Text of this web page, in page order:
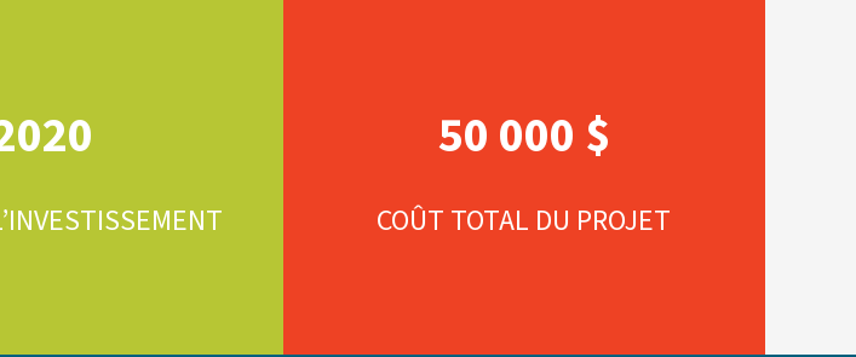
50 000 $
COÛT TOTAL DU PROJET